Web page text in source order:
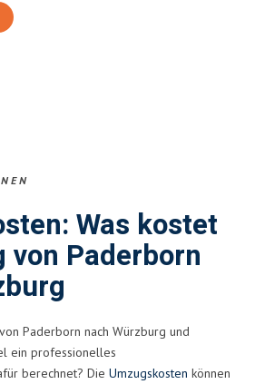
Was kostet
von Paderborn
Paderborn nach Würzburg und
ein professionelles
berechnet? Die Umzugskosten können